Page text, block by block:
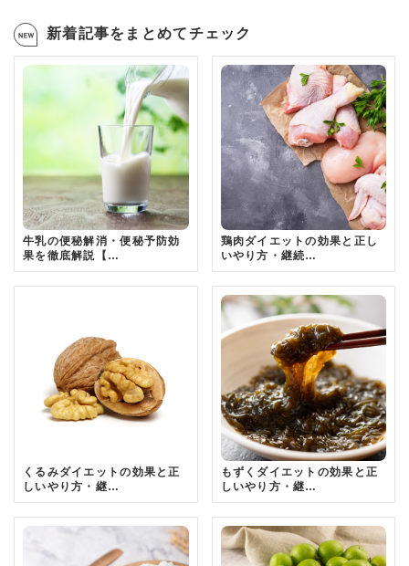
新着記事をまとめてチェック
牛乳の便秘解消・便秘予防効
果を徹底解説【…
鶏肉ダイエットの効果と正し
いやり方・継続…
くるみダイエットの効果と正
しいやり方・継…
もずくダイエットの効果と正
しいやり方・継…